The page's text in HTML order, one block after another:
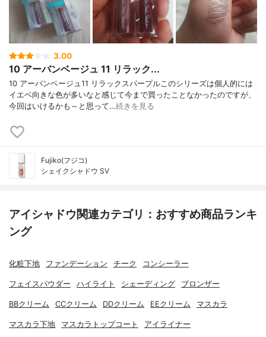
3.00
10 アーバンベージュ 11 リラック...
10 アーバンベージュ11 リラックスパープルこのシリーズは個人的には
イエベ向きな色が多いなと感じて今まで買ったことなかったのですが、
今回はいけるかも～と思って…続きを見る
Fujiko(フジコ)
シェイクシャドウ SV
アイシャドウ関連カテゴリ：おすすめ商品ランキ
ング
化粧下地 ファンデーション チーク コンシーラー
フェイスパウダー ハイライト シェーディング ブロンザー
BBクリーム CCクリーム DDクリーム EEクリーム マスカラ
マスカラ下地 マスカラトップコート アイライナー